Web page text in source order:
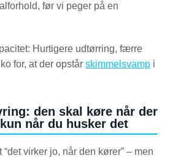
før vi peger på en
Hurtigere udtørring, færre
for, at der opstår skimmelsvamp i
den skal køre når der
når du husker det
virker jo, når den kører” – men